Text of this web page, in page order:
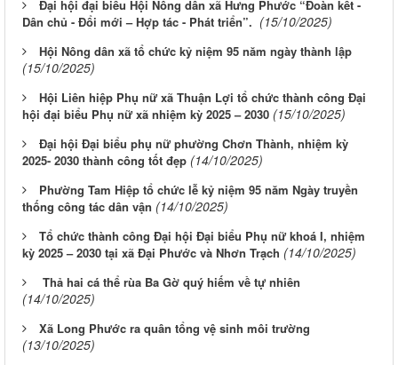
Đại hội đại biểu Hội Nông dân xã Hưng Phước “Đoàn kết -
Dân chủ - Đổi mới – Hợp tác - Phát triển”. (15/10/2025)
Hội Nông dân xã tổ chức kỷ niệm 95 năm ngày thành lập
(15/10/2025)
Hội Liên hiệp Phụ nữ xã Thuận Lợi tổ chức thành công Đại
hội đại biểu Phụ nữ xã nhiệm kỳ 2025 – 2030 (15/10/2025)
Đại hội Đại biểu phụ nữ phường Chơn Thành, nhiệm kỳ
2025- 2030 thành công tốt đẹp (14/10/2025)
Phường Tam Hiệp tổ chức lễ kỷ niệm 95 năm Ngày truyền
thống công tác dân vận (14/10/2025)
Tổ chức thành công Đại hội Đại biểu Phụ nữ khoá I, nhiệm
kỳ 2025 – 2030 tại xã Đại Phước và Nhơn Trạch (14/10/2025)
Thả hai cá thể rùa Ba Gờ quý hiếm về tự nhiên
(14/10/2025)
Xã Long Phước ra quân tổng vệ sinh môi trường
(13/10/2025)